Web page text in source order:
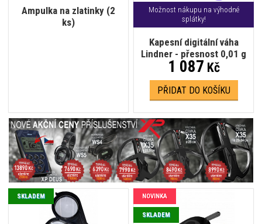
Ampulka na zlatinky (2
ks)
Možnost nákupu na výhodné
splátky!
Kapesní digitální váha
Lindner - přesnost 0,01 g
1 087 Kč
PŘIDAT DO KOŠÍKU
SKLADEM NOVINKA
SKLADEM